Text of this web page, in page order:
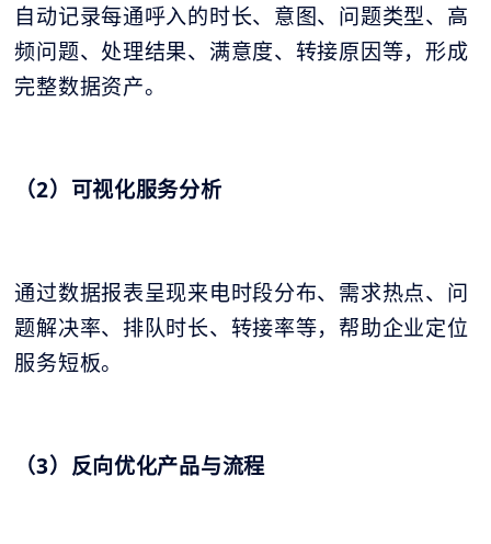
自动记录每通呼入的时长、意图、问题类型、高
频问题、处理结果、满意度、转接原因等，形成
完整数据资产。
（2）可视化服务分析
通过数据报表呈现来电时段分布、需求热点、问
题解决率、排队时长、转接率等，帮助企业定位
服务短板。
（3）反向优化产品与流程